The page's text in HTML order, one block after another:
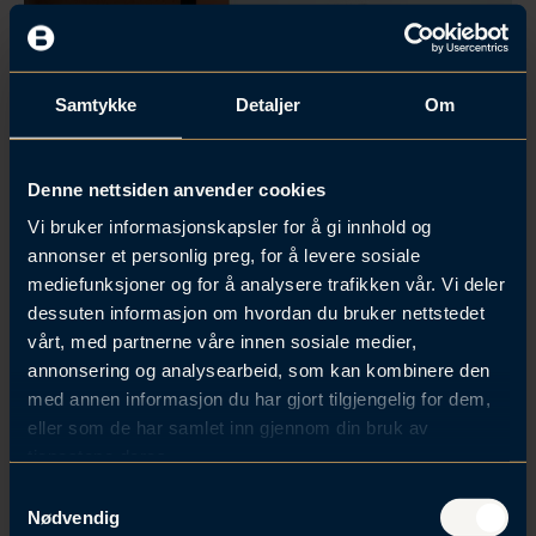
Samtykke Detaljer Om
Denne nettsiden anvender cookies
Vi bruker informasjonskapsler for å gi innhold og
annonser et personlig preg, for å levere sosiale
mediefunksjoner og for å analysere trafikken vår. Vi deler
dessuten informasjon om hvordan du bruker nettstedet
vårt, med partnerne våre innen sosiale medier,
annonsering og analysearbeid, som kan kombinere den
med annen informasjon du har gjort tilgjengelig for dem,
eller som de har samlet inn gjennom din bruk av
Nødvendig
AI som strategisk
konkurransefortrinn
løftes opp på strategisk nivå i advokatfirmaer – ikke